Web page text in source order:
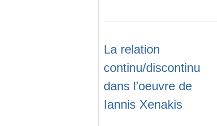
La relation
continu/discontinu
dans l’oeuvre de
Iannis Xenakis